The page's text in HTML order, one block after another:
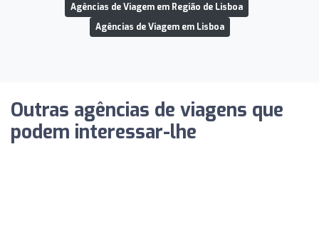
Agências de Viagem em Região de Lisboa
Agências de Viagem em Lisboa
Outras agências de viagens que
podem interessar-lhe